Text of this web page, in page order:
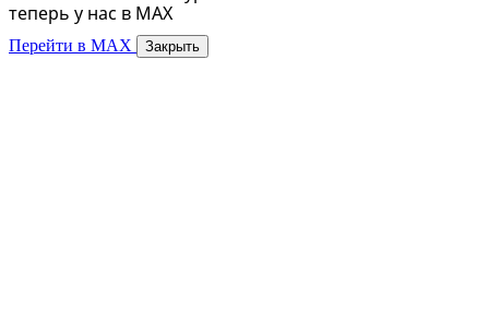
теперь у нас в MAX
Перейти в MAX Закрыть